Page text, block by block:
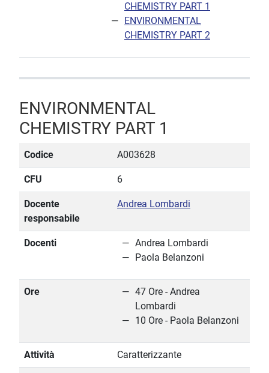
CHEMISTRY PART 1
ENVIRONMENTAL
CHEMISTRY PART 2
ENVIRONMENTAL
CHEMISTRY PART 1
Codice A003628
CFU 6
Docente
responsabile
Andrea Lombardi
Docenti
Andrea Lombardi
Paola Belanzoni
Ore
47 Ore - Andrea
Lombardi
10 Ore - Paola Belanzoni
Attività Caratterizzante